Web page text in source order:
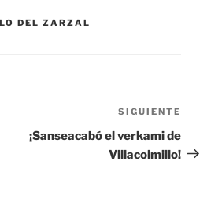
DEL ZARZAL
entrada
SIGUIENTE
¡Sanseacabó el verkami de
Villacolmillo!